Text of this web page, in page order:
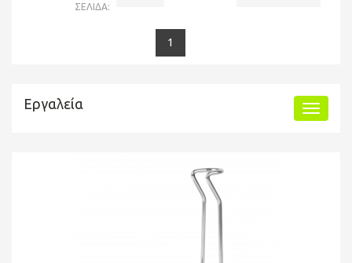
ΣΕΛΙΔΑ:
1
Εργαλεία